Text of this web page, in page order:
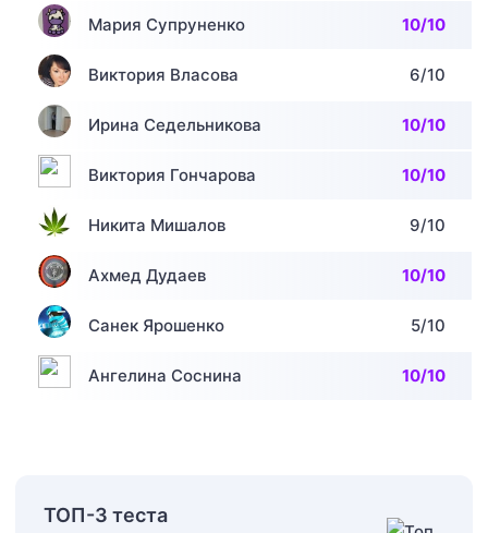
Мария Супруненко 10/10
Виктория Власова 6/10
Ирина Седельникова 10/10
Виктория Гончарова 10/10
Никита Мишалов 9/10
Ахмед Дудаев 10/10
Санек Ярошенко 5/10
Ангелина Соснина 10/10
ТОП-3 теста